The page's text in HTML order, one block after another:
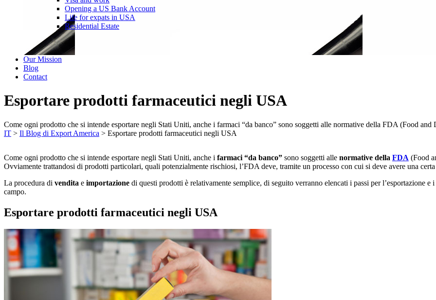
Opening a US Bank Account
Life for expats in USA
Residential Estate
Our Mission
Blog
Contact
Esportare prodotti farmaceutici negli USA
Come ogni prodotto che si intende esportare negli Stati Uniti, anche i farmaci “da banco” sono soggetti alle normative della FDA (Food
IT > Il Blog di Export America > Esportare prodotti farmaceutici negli USA
Come ogni prodotto che si intende esportare negli Stati Uniti, anche i farmaci “da banco” sono soggetti alle normative della FDA (Food
Ovviamente trattandosi di prodotti particolari, quali potenzialmente rischiosi, l’FDA deve, tramite un processo con cui si deve avere una
La procedura di vendita e importazione di questi prodotti è relativamente semplice, di seguito verranno elencati i passi per l’esportazione e i
campo.
Esportare prodotti farmaceutici negli USA